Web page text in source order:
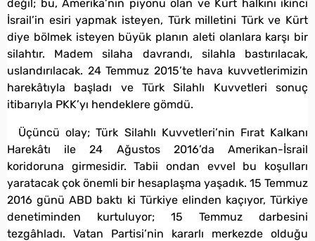
değil; bu, Amerika’nın piyonu olan ve Kürt halkını ikinci
İsrail’in esiri yapmak isteyen, Türk milletini Türk ve Kürt
diye bölmek isteyen büyük planın aleti olanlara karşı bir
silahtır. Madem silaha davrandı, silahla bastırılacak,
uslandırılacak. 24 Temmuz 2015’te hava kuvvetlerimizin
harekâtıyla başladı ve Türk Silahlı Kuvvetleri sonuç
itibarıyla PKK’yı hendeklere gömdü.
Üçüncü olay; Türk Silahlı Kuvvetleri’nin Fırat Kalkanı
Harekâtı ile 24 Ağustos 2016’da Amerikan-İsrail
koridoruna girmesidir. Tabii ondan evvel bu koşulları
yaratacak çok önemli bir hesaplaşma yaşadık. 15 Temmuz
2016 günü ABD baktı ki Türkiye elinden kaçıyor, Türkiye
denetiminden kurtuluyor; 15 Temmuz darbesini
tezgâhladı. Vatan Partisi’nin kararlı merkezde olduğu